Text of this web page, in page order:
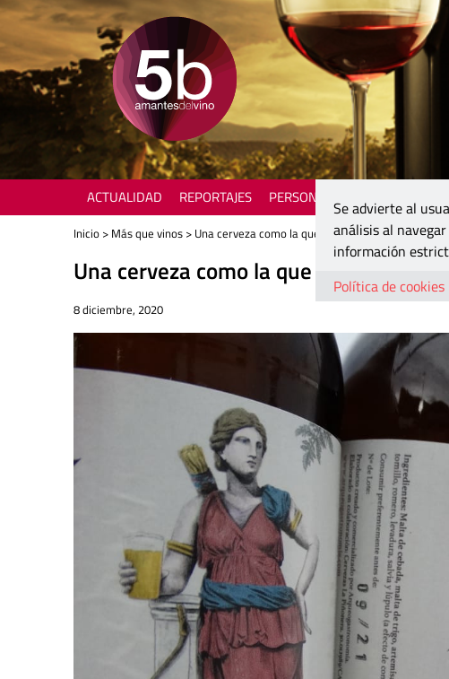
ACTUALIDAD REPORTAJES PERSONAJES
Inicio > Más que vinos > Una cerveza como la que se bebía hace 2500 años
Una cerveza como la que se bebía hace
8 diciembre, 2020
Se advierte al
análisis al
información
Política de cookies